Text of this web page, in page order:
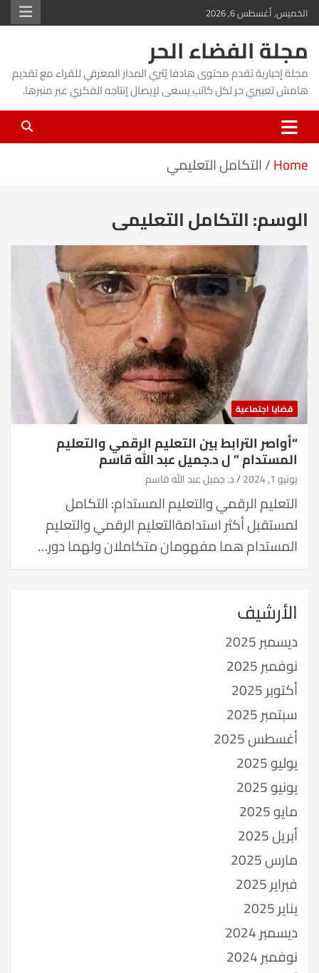
Skip
to
content
الخميس, أغسطس 6, 2026
مجلة الفضاء الحر
مجلة إخبارية تقدم محتوى هادفا يُثري المدار المعرفي للقراء مع تقديم
هامش تعبيري حر لكل كاتب يسعى لإيصال إنتاجه الفكري عبر منبرها.
Home التكامل التعليمي
الوسم:التكامل التعليمي
قضايا اجتماعية
“أواصر الترابط بين التعليم الرقمي والتعليم
المستدام ” ل د.جميل عبد الله قاسم
يونيو 1, 2024 د. جميل عبد الله قاسم
التعليم الرقمي والتعليم المستدام: التكامل
لمستقبل أكثر استدامةالتعليم الرقمي والتعليم
المستدام هما مفهومان متكاملان ولهما دور…
الأرشيف
ديسمبر 2025
نوفمبر 2025
أكتوبر 2025
سبتمبر 2025
أغسطس 2025
يوليو 2025
يونيو 2025
مايو 2025
أبريل 2025
مارس 2025
فبراير 2025
يناير 2025
ديسمبر 2024
نوفمبر 2024